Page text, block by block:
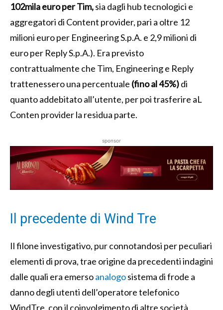
102mila euro per Tim,sia dagli hub tecnologici e
aggregatori di Content provider, pari a oltre 12
milioni euro per Engineering S.p.A. e 2,9 milioni di
euro per Reply S.p.A.). Era previsto
contrattualmente che Tim, Engineering e Reply
trattenessero una percentuale (fino al45%)di
quanto addebitato all’utente, per poi trasferire aL
Conten provider la residua parte.
sponsor
Il precedente di Wind Tre
Il filone investigativo, pur connotandosi per peculiari
elementi di prova, trae origine da precedenti indagini
dalle quali era emersoanalogosistema di frode a
danno degli utenti dell’operatore telefonico
WindTre. con il coinvolgimento di altre società